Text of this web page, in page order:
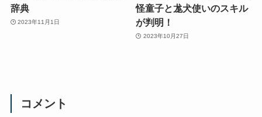
辞典
2023年11月1日
怪童子と尨犬使いのスキル
が判明！
2023年10月27日
コメント